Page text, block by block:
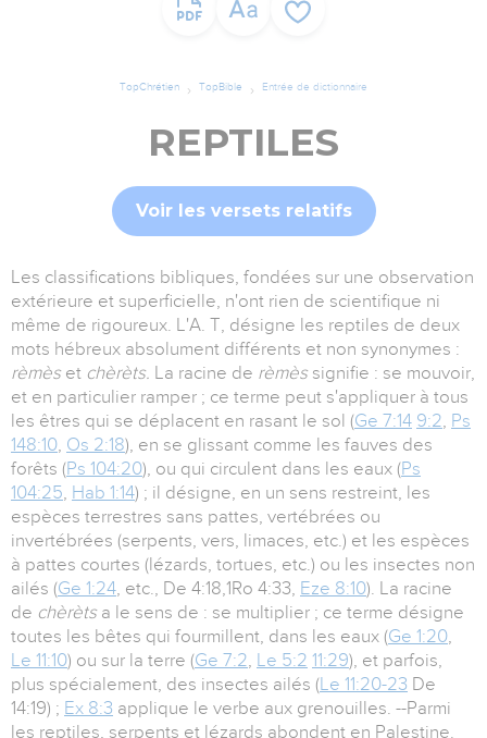
TopChrétien TopBible Entrée de dictionnaire
REPTILES
Voir les versets relatifs
Les classifications bibliques, fondées sur une observation
extérieure et superficielle, n'ont rien de scientifique ni
même de rigoureux. L'A. T, désigne les reptiles de deux
mots hébreux absolument différents et non synonymes :
rèmès et chèrèts. La racine de rèmèssignifie : se mouvoir,
et en particulier ramper ; ce terme peut s'appliquer à tous
les êtres qui se déplacent en rasant le sol (Ge 7:14 9:2, Ps
148:10, Os 2:18), en se glissant comme les fauves des
forêts (Ps 104:20), ou qui circulent dans les eaux (Ps
104:25, Hab 1:14) ; il désigne, en un sens restreint, les
espèces terrestres sans pattes, vertébrées ou
invertébrées (serpents, vers, limaces, etc.) et les espèces
à pattes courtes (lézards, tortues, etc.) ou les insectes non
ailés (Ge 1:24, etc., De 4:18,1Ro 4:33, Eze 8:10). La racine
de chèrèts a le sens de : se multiplier ; ce terme désigne
toutes les bêtes qui fourmillent, dans les eaux (Ge 1:20,
Le 11:10) ou sur la terre (Ge 7:2, Le 5:2 11:29), et parfois,
plus spécialement, des insectes ailés (Le 11:20-23 De
14:19) ; Ex 8:3 applique le verbe aux grenouilles. --Parmi
les reptiles, serpents et lézards abondent en Palestine.